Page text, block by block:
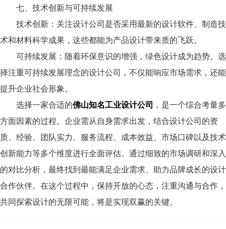
七、技术创新与可持续发展
技术创新：关注设计公司是否采用最新的设计软件、制造技
术和材料科学成果，这些都能为产品设计带来质的飞跃。
可持续发展：随着环保意识的增强，绿色设计成为趋势。选
择注重可持续发展理念的设计公司，不仅能响应市场需求，还能
提升企业社会形象。
选择一家合适的佛山知名工业设计公司
，是一个综合考量多
方面因素的过程。企业需从自身需求出发，结合设计公司的资
质、经验、团队实力、服务流程、成本效益、市场口碑以及技术
创新能力等多个维度进行全面评估。通过细致的市场调研和深入
的对比分析，最终找到最能满足企业需求、助力品牌成长的设计
合作伙伴。在这个过程中，保持开放的心态，注重沟通与合作，
共同探索设计的无限可能，将是实现双赢的关键。